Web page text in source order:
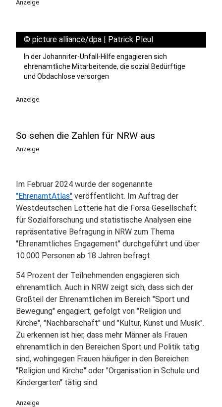
Anzeige
© picture alliance/dpa | Patrick Pleul
In der Johanniter-Unfall-Hilfe engagieren sich
ehrenamtliche Mitarbeitende, die sozial Bedürftige
und Obdachlose versorgen
Anzeige
So sehen die Zahlen für NRW aus
Anzeige
Im Februar 2024 wurde der sogenannte
"EhrenamtAtlas" veröffentlicht. Im Auftrag der
Westdeutschen Lotterie hat die Forsa Gesellschaft
für Sozialforschung und statistische Analysen eine
repräsentative Befragung in NRW zum Thema
"Ehrenamtliches Engagement" durchgeführt und über
10.000 Personen ab 18 Jahren befragt.
54 Prozent der Teilnehmenden engagieren sich
ehrenamtlich. Auch in NRW zeigt sich, dass sich der
Großteil der Ehrenamtlichen im Bereich "Sport und
Bewegung" engagiert, gefolgt von "Religion und
Kirche", "Nachbarschaft" und "Kultur, Kunst und Musik".
Zu erkennen ist hier, dass mehr Männer als Frauen
ehrenamtlich in den Bereichen Sport und Politik tätig
sind, wohingegen Frauen häufiger in den Bereichen
"Religion und Kirche" oder "Organisation in Schule und
Kindergarten" tätig sind.
Anzeige